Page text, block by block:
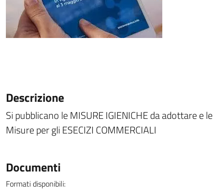
Descrizione
Si pubblicano le MISURE IGIENICHE da adottare e le
Misure per gli ESECIZI COMMERCIALI
Documenti
Formati disponibili: